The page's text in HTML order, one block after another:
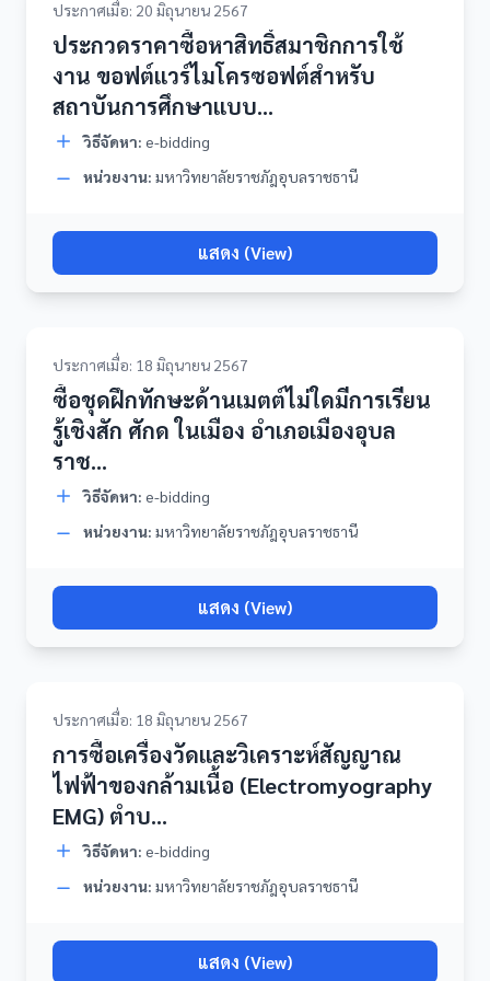
ประกาศเมื่อ: 20 มิถุนายน 2567
ประกวดราคาซื้อหาสิทธิ์สมาชิกการใช้
งาน ขอฟต์แวร์ไมโครซอฟต์สำหรับ
สถาบันการศึกษาแบบ...
วิธีจัดหา: e-bidding
หน่วยงาน: มหาวิทยาลัยราชภัฎอุบลราชธานี
แสดง (View)
ประกาศเมื่อ: 18 มิถุนายน 2567
ซื้อชุดฝึกทักษะด้านเมตต์ไม่ใดมีการเรียน
รู้เชิงสัก ศักด ในเมือง อำเภอเมืองอุบล
ราช...
วิธีจัดหา: e-bidding
หน่วยงาน: มหาวิทยาลัยราชภัฎอุบลราชธานี
แสดง (View)
ประกาศเมื่อ: 18 มิถุนายน 2567
การซื้อเครื่องวัดและวิเคราะห์สัญญาณ
ไฟฟ้าของกล้ามเนื้อ (Electromyography
EMG) ตำบ...
วิธีจัดหา: e-bidding
หน่วยงาน: มหาวิทยาลัยราชภัฎอุบลราชธานี
แสดง (View)